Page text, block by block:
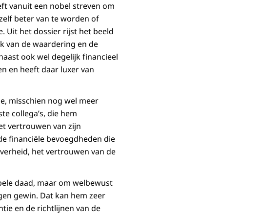
vanuit een nobel streven om
beter van te worden of
Uit het dossier rijst het beeld
van de waardering en de
ook wel degelijk financieel
en heeft daar luxer van
misschien nog wel meer
collega’s, die hem
vertrouwen van zijn
financiële bevoegdheden die
het vertrouwen van de
daad, maar om welbewust
gewin. Dat kan hem zeer
en de richtlijnen van de